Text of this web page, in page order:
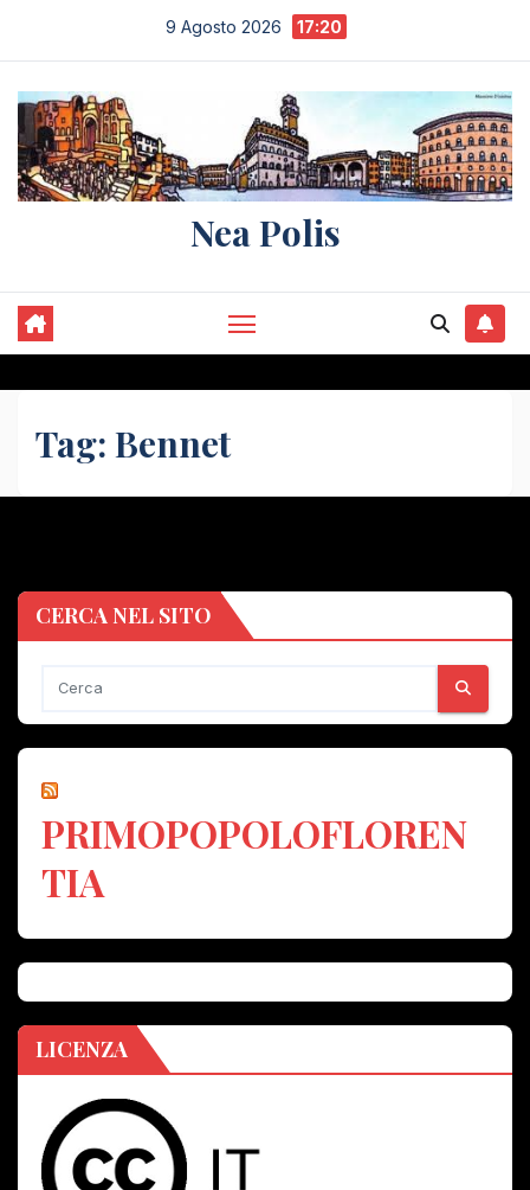
contenuto
9 Agosto 2026 17:20
Nea Polis
Tag: Bennet
CERCA NEL SITO
PRIMOPOPOLOFLOREN
TIA
LICENZA